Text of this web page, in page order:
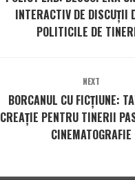
INTERACTIV DE DISCUȚII
POLITICILE DE
NEXT
BORCANUL CU FICȚIUNE:
CREAȚIE PENTRU TINERII
CINEMATOGRAFIE